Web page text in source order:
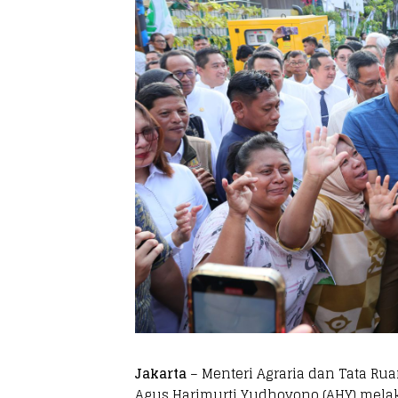
Jakarta– Menteri Agraria dan Tata